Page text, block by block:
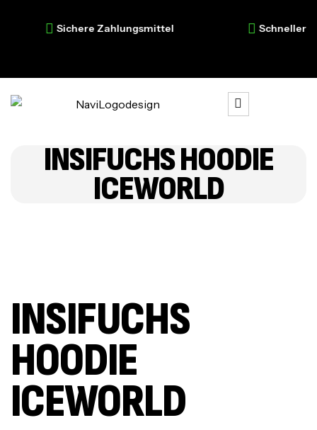
Sichere Zahlungsmittel Schneller
INSIFUCHS HOODIE
ICEWORLD
INSIFUCHS
HOODIE
ICEWORLD